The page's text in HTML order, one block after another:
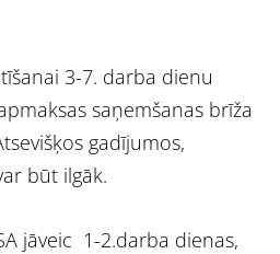
3-7. darba dienu
saņemšanas brīža
gadījumos,
būt ilgāk.
jāveic 1-2.darba dienas,